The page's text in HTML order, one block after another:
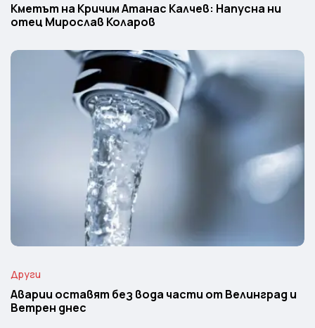
Кметът на Кричим Атанас Калчев: Напусна ни
отец Мирослав Коларов
Други
Аварии оставят без вода части от Велинград и
Ветрен днес